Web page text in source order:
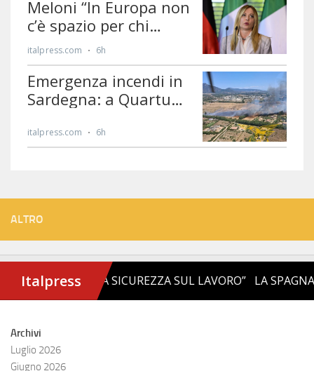
ALTRO
Archivi
Luglio 2026
Giugno 2026